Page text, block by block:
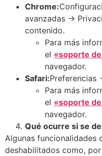
Chrome:
avanzadas ->
contenido.
Para más
el «soporte
navegador.
Safari:Preferencias
Para más
el «soporte
navegador.
Qué ocurre si se
Algunas funcionalidades
deshabilitados como,